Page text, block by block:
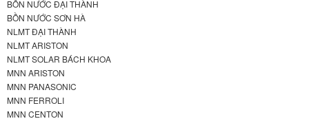
BỒN NƯỚC ĐẠI THÀNH
BỒN NƯỚC SƠN HÀ
NLMT ĐẠI THÀNH
NLMT ARISTON
NLMT SOLAR BÁCH KHOA
MNN ARISTON
MNN PANASONIC
MNN FERROLI
MNN CENTON